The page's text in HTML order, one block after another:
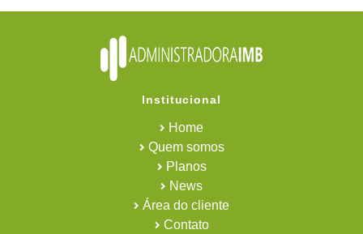
Institucional
Home
Quem somos
Planos
News
Área do cliente
Contato